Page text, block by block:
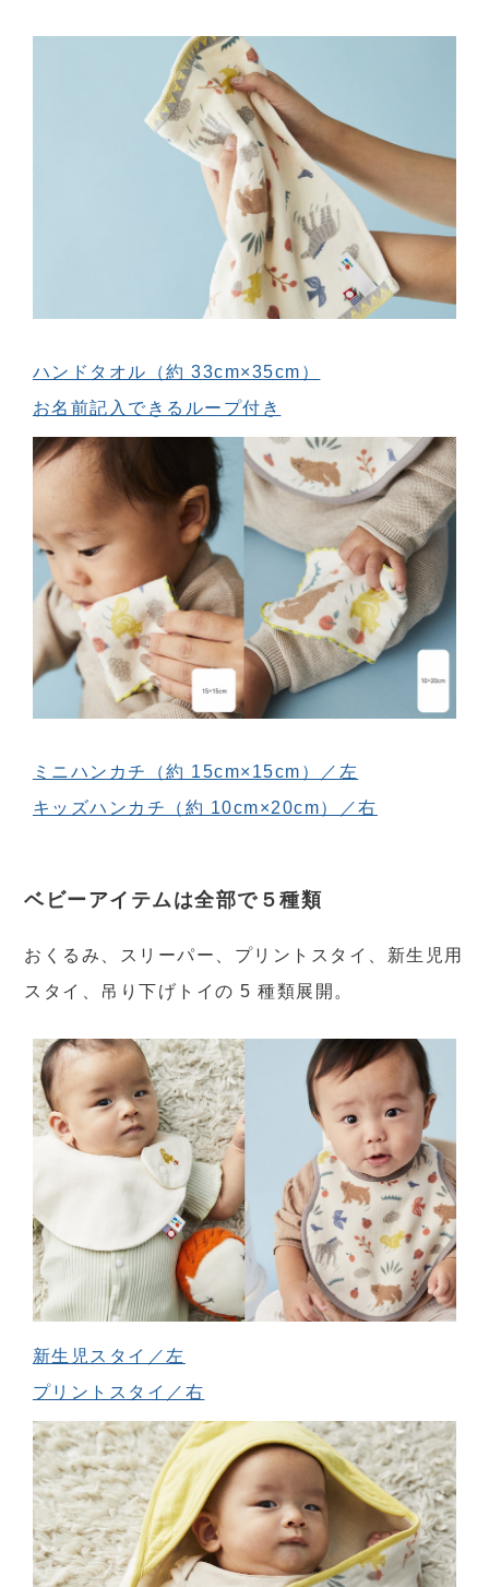
ハンドタオル（約 33cm×35cm）
お名前記入できるループ付き
ミニハンカチ（約 15cm×15cm）／左
キッズハンカチ（約 10cm×20cm）／右
ベビーアイテムは全部で５種類
おくるみ、スリーパー、プリントスタイ、新生児用
スタイ、吊り下げトイの 5 種類展開。
新生児スタイ／左
プリントスタイ／右